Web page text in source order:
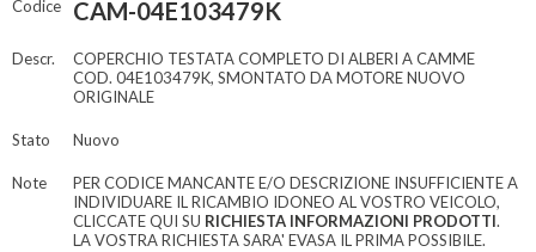
Codice CAM-04E103479K
Descr.
COPERCHIO TESTATA COMPLETO DI ALBERI A CAMME
COD. 04E103479K, SMONTATO DA MOTORE NUOVO
ORIGINALE
Stato Nuovo
Note
PER CODICE MANCANTE E/O DESCRIZIONE INSUFFICIENTE A
INDIVIDUARE IL RICAMBIO IDONEO AL VOSTRO VEICOLO,
CLICCATE QUI SU RICHIESTA INFORMAZIONI PRODOTTI.
LA VOSTRA RICHIESTA SARA' EVASA IL PRIMA POSSIBILE.